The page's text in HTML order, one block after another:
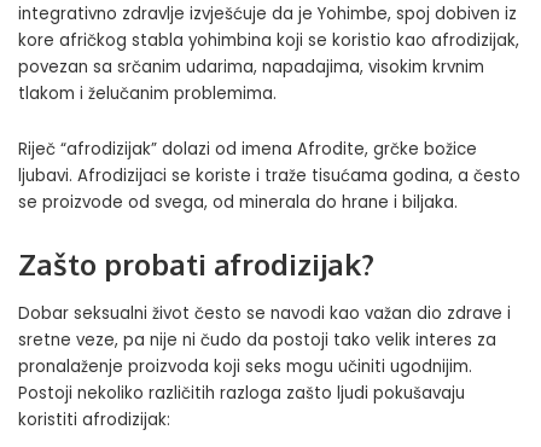
integrativno zdravlje izvješćuje da je Yohimbe, spoj dobiven iz
kore afričkog stabla yohimbina koji se koristio kao afrodizijak,
povezan sa srčanim udarima, napadajima, visokim krvnim
tlakom i želučanim problemima.
Riječ “afrodizijak” dolazi od imena Afrodite, grčke božice
ljubavi. Afrodizijaci se koriste i traže tisućama godina, a često
se proizvode od svega, od minerala do hrane i biljaka.
Zašto probati afrodizijak?
Dobar seksualni život često se navodi kao važan dio zdrave i
sretne veze, pa nije ni čudo da postoji tako velik interes za
pronalaženje proizvoda koji seks mogu učiniti ugodnijim.
Postoji nekoliko različitih razloga zašto ljudi pokušavaju
koristiti afrodizijak: